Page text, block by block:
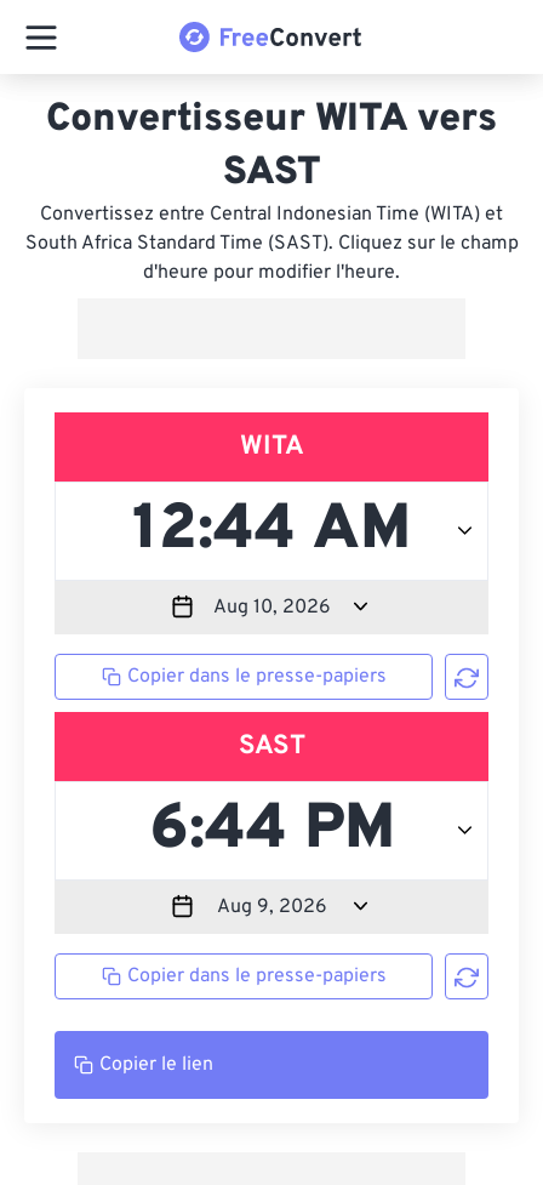
Convertisseur WITA vers
SAST
Convertissez entre Central Indonesian Time (WITA) et
South Africa Standard Time (SAST). Cliquez sur le champ
d'heure pour modifier l'heure.
WITA
Copier dans le presse-papiers
SAST
Copier dans le presse-papiers
Copier le lien